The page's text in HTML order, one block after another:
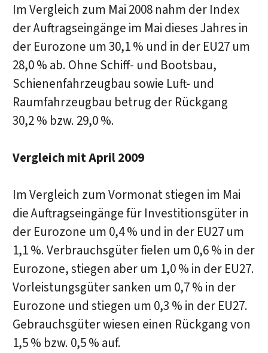
Im Vergleich zum Mai 2008 nahm der Index
der Auftragseingänge im Mai dieses Jahres in
der Eurozone um 30,1 % und in der EU27 um
28,0 % ab. Ohne Schiff- und Bootsbau,
Schienenfahrzeugbau sowie Luft- und
Raumfahrzeugbau betrug der Rückgang
30,2 % bzw. 29,0 %.
Vergleich mit April 2009
Im Vergleich zum Vormonat stiegen im Mai
die Auftragseingänge für Investitionsgüter in
der Eurozone um 0,4 % und in der EU27 um
1,1 %. Verbrauchsgüter fielen um 0,6 % in der
Eurozone, stiegen aber um 1,0 % in der EU27.
Vorleistungsgüter sanken um 0,7 % in der
Eurozone und stiegen um 0,3 % in der EU27.
Gebrauchsgüter wiesen einen Rückgang von
1,5 % bzw. 0,5 % auf.